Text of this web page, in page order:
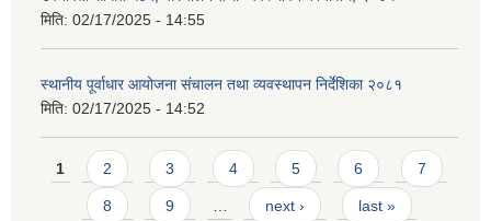
मिति: 02/17/2025 - 14:55
स्थानीय पूर्वाधार आयोजना संचालन तथा व्यवस्थापन निर्देशिका २०८१
मिति: 02/17/2025 - 14:52
Pages
1 2 3 4 5 6 7
8 9 next › last »